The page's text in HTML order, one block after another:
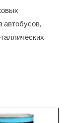
автобусов,